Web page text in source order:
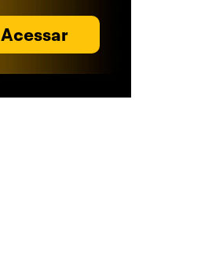
Acessar